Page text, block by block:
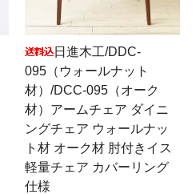
日進木工/DDC-
095（ウォールナット
材）/DCC-095（オーク
材）アームチェア ダイニ
ングチェア ウォールナッ
ト材 オーク材 肘付きイス
軽量チェア カバーリング
仕様